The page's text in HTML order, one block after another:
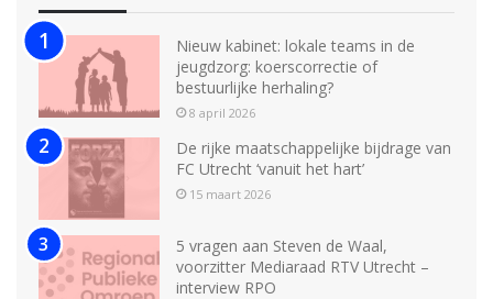
Nieuw kabinet: lokale teams in de
jeugdzorg: koerscorrectie of
bestuurlijke herhaling?
8 april 2026
De rijke maatschappelijke bijdrage van
FC Utrecht ‘vanuit het hart’
15 maart 2026
5 vragen aan Steven de Waal,
voorzitter Mediaraad RTV Utrecht –
interview RPO